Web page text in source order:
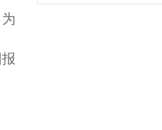
合格，特此公示